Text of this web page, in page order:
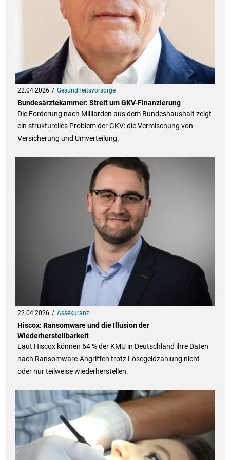
22.04.2026 Gesundheitsvorsorge
Bundesärztekammer: Streit um GKV-Finanzierung
Die Forderung nach Milliarden aus dem Bundeshaushalt zeigt
ein strukturelles Problem der GKV: die Vermischung von
Versicherung und Umverteilung.
22.04.2026 Assekuranz
Hiscox: Ransomware und die Illusion der
Wiederherstellbarkeit
Laut Hiscox können 64 % der KMU in Deutschland ihre Daten
nach Ransomware-Angriffen trotz Lösegeldzahlung nicht
oder nur teilweise wiederherstellen.